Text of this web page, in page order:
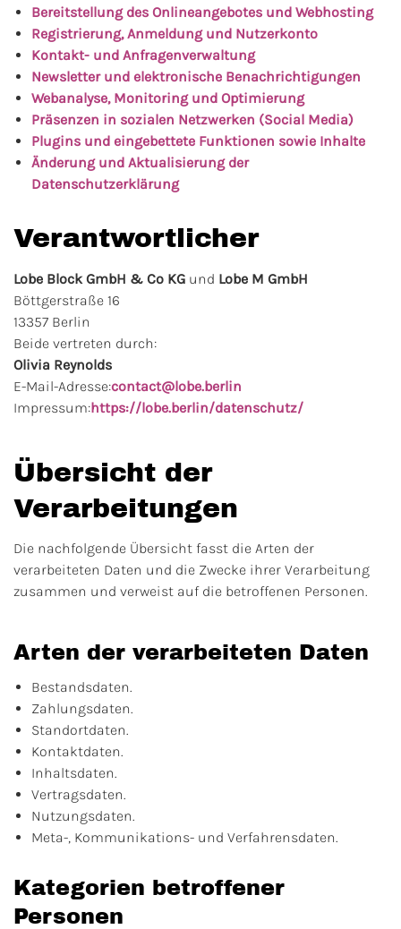
Bereitstellung des Onlineangebotes und Webhosting
Registrierung, Anmeldung und Nutzerkonto
Kontakt- und Anfragenverwaltung
Newsletter und elektronische Benachrichtigungen
Webanalyse, Monitoring und Optimierung
Präsenzen in sozialen Netzwerken (Social Media)
Plugins und eingebettete Funktionen sowie Inhalte
Änderung und Aktualisierung der
Datenschutzerklärung
Verantwortlicher
Lobe Block GmbH & Co KG und Lobe M GmbH
Böttgerstraße 16
13357 Berlin
Beide vertreten durch:
Olivia Reynolds
E-Mail-Adresse:contact@lobe.berlin
Impressum:https://lobe.berlin/datenschutz/
Übersicht der
Verarbeitungen
Die nachfolgende Übersicht fasst die Arten der
verarbeiteten Daten und die Zwecke ihrer Verarbeitung
zusammen und verweist auf die betroffenen Personen.
Arten der verarbeiteten Daten
Bestandsdaten.
Zahlungsdaten.
Standortdaten.
Kontaktdaten.
Inhaltsdaten.
Vertragsdaten.
Nutzungsdaten.
Meta-, Kommunikations- und Verfahrensdaten.
Kategorien betroffener
Personen